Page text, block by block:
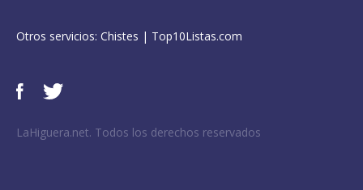
Otros servicios: Chistes | Top10Listas.com
LaHiguera.net. Todos los derechos reservados